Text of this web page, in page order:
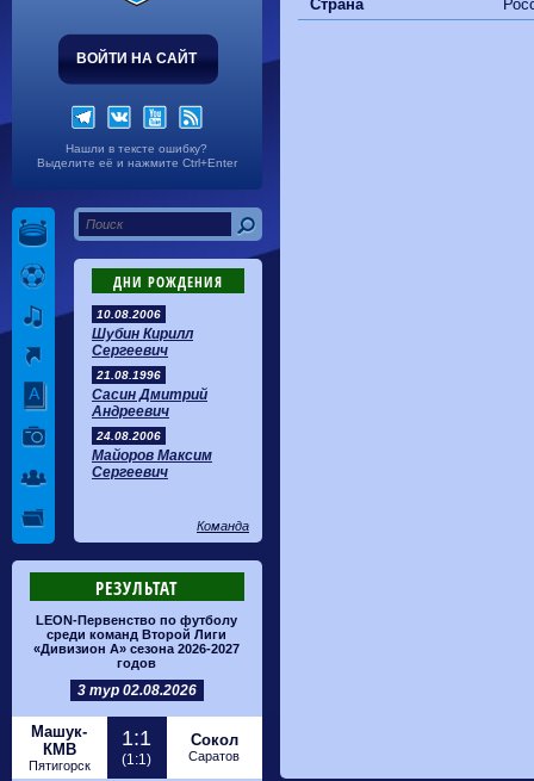
ВОЙТИ НА САЙТ
Нашли в тексте ошибку?
Выделите её и нажмите Ctrl+Enter
ДНИ РОЖДЕНИЯ
10.08.2006
Шубин Кирилл
Сергеевич
21.08.1996
Сасин Дмитрий
Андреевич
24.08.2006
Майоров Максим
Сергеевич
Команда
РЕЗУЛЬТАТ
LEON-Первенство по футболу
среди команд Второй Лиги
«Дивизион А» сезона 2026-2027
годов
3 тур 02.08.2026
Машук-
КМВ
Пятигорск
1:1
(1:1)
Сокол
Саратов
Страна
Калуга
0-1 Сибирь